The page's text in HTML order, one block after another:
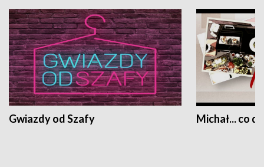
Gwiazdy od Szafy Michał... co